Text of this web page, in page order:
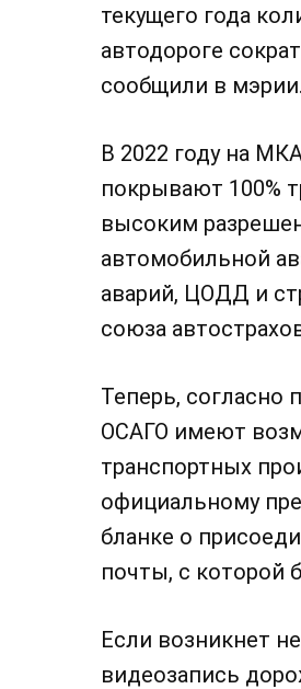
текущего года
автодороге
сообщили в мэрии.
В 2022 году на
покрывают 100%
высоким
автомобильной
аварий, ЦОДД и
союза
Теперь, согласно
ОСАГО имеют
транспортных
официальному
бланке о
почты, с которой
Если возникнет
видеозапись